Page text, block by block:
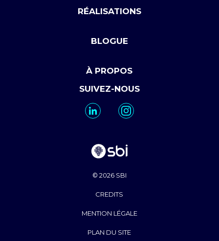
RÉALISATIONS
BLOGUE
À PROPOS
SUIVEZ-NOUS
© 2026 SBI
CREDITS
MENTION LÉGALE
PLAN DU SITE